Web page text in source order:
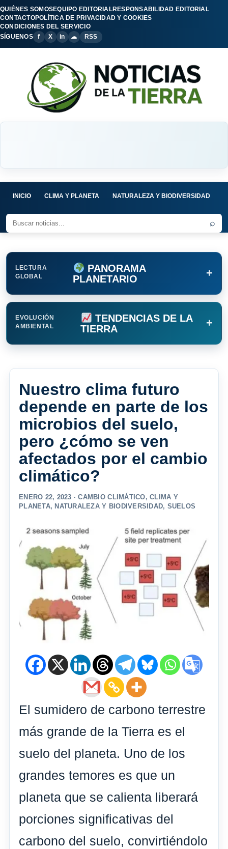
QUIÉNES SOMOSEQUIPO EDITORIALRESPONSABILIDAD EDITORIAL
CONTACTOPOLÍTICA DE PRIVACIDAD Y COOKIES
CONDICIONES DEL SERVICIO
SÍGUENOS
f X in ☁ RSS
INICIO CLIMA Y PLANETA NATURALEZA Y BIODIVERSIDAD
⌕
LECTURA
GLOBAL
PANORAMA
PLANETARIO
+
EVOLUCIÓN
AMBIENTAL
TENDENCIAS DE LA
TIERRA
+
Nuestro clima futuro
depende en parte de los
microbios del suelo,
pero ¿cómo se ven
afectados por el cambio
climático?
ENERO 22, 2023 ·CAMBIO CLIMÁTICO,CLIMA Y
PLANETA, NATURALEZA Y BIODIVERSIDAD, SUELOS
El sumidero de carbono terrestre
más grande de la Tierra es el
suelo del planeta. Uno de los
grandes temores es que un
planeta que se calienta liberará
porciones significativas del
carbono del suelo, convirtiéndolo